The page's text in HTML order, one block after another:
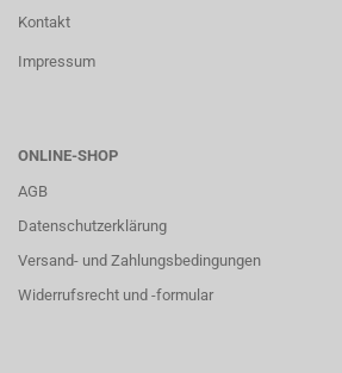
Kontakt
Impressum
ONLINE-SHOP
AGB
Datenschutzerklärung
Versand- und Zahlungsbedingungen
Widerrufsrecht und -formular